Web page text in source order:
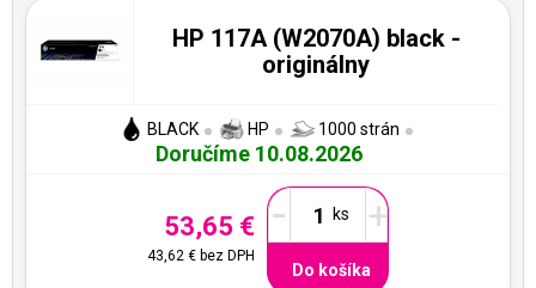
HP 117A (W2070A) black -
originálny
BLACK HP 1000 strán
Doručíme 10.08.2026
53,65 €
43,62 € bez DPH
- +
Do košíka